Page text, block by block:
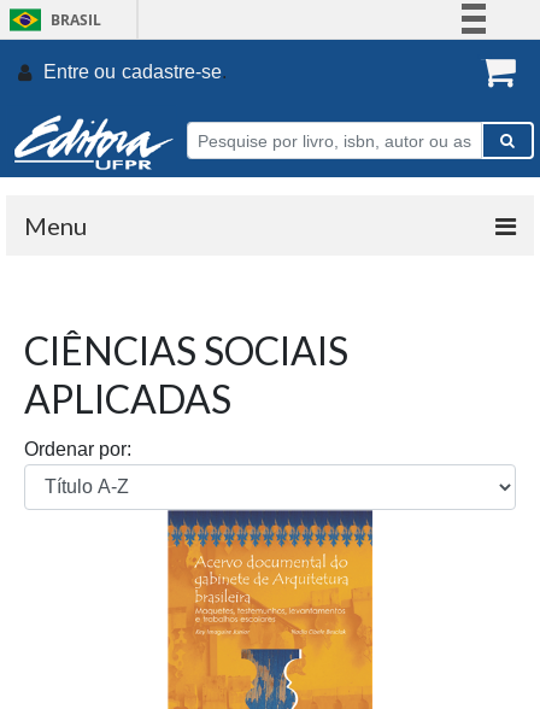
BRASIL
Participe
Entre ou cadastre-se.
Menu
CIÊNCIAS SOCIAIS
APLICADAS
Ordenar por: